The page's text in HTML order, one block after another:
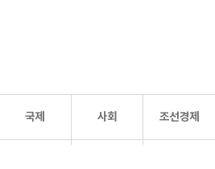
국제 사회 조선경제